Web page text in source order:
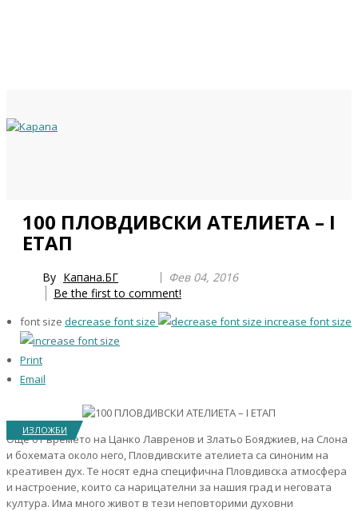
100 ПЛОВДИВСКИ АТЕЛИЕТА – I
ЕТАП
By Капана.БГ
Фев 04, 2016
Be the first to comment!
font size decrease font size increase font size
Print
Email
ИЗЛОЖБИ
Още от времето на Цанко Лавренов и Златьо Бояджиев, на Слона
и бохемата около него, Пловдивските ателиета са синоним на
креативен дух. Те носят една специфична Пловдивска атмосфера
и настроение, които са нарицателни за нашия град и неговата
култура. Има много живот в тези неповторими духовни
Year
Month
Year
Month